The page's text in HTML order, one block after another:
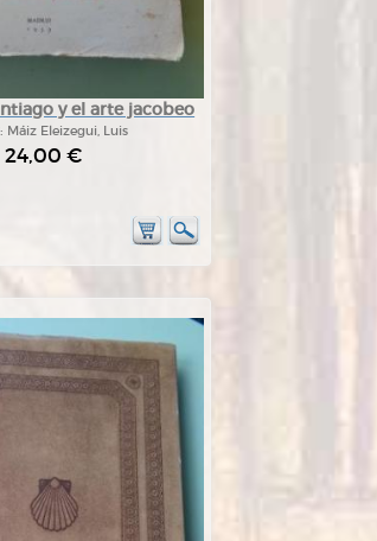
y el arte jacobeo
Máiz Eleizegui, Luis
24,00 €